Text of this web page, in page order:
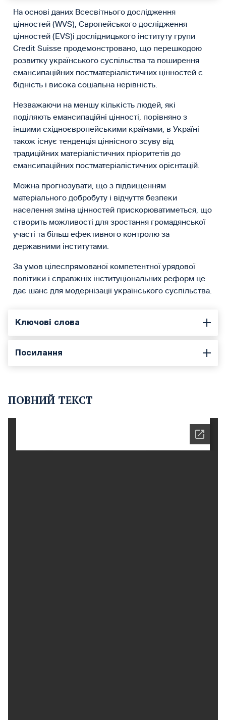
На основі даних Всесвітнього дослідження
цінностей (WVS), Європейського дослідження
цінностей (ЕVS)і дослідницького інституту групи
Credit Suisse продемонстровано, що перешкодою
розвитку українського суспільства та поширення
емансипаційних постматеріалістичних цінностей є
бідність і висока соціальна нерівність.
Незважаючи на меншу кількість людей, які
поділяють емансипаційні цінності, порівняно з
іншими східноєвропейськими країнами, в Україні
також існує тенденція ціннісного зсуву від
традиційних матеріалістичних пріоритетів до
емансипаційних постматеріалістичних орієнтацій.
Можна прогнозувати, що з підвищенням
матеріального добробуту і відчуття безпеки
населення зміна цінностей прискорюватиметься, що
створить можливості для зростання громадянської
участі та більш ефективного контролю за
державними інститутами.
За умов цілеспрямованої компетентної урядової
політики і справжніх інституціональних реформ це
дає шанс для модернізації українського суспільства.
Ключові слова
Посилання
ПОВНИЙ ТЕКСТ